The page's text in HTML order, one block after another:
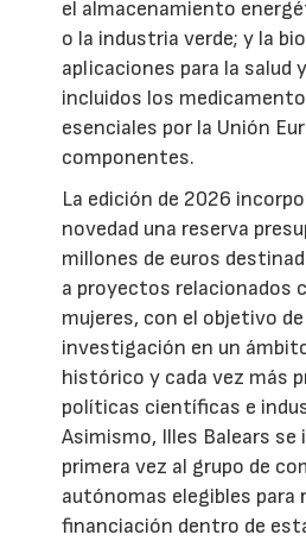
el almacenamiento
o la industria verde; y la
aplicaciones para la salud
incluidos los
esenciales por la Unión
componentes.
La edición de 2026
novedad una reserva
millones de euros
a proyectos relacionados
mujeres, con el objetivo
investigación en un
histórico y cada vez más
políticas científicas e
Asimismo, Illes Balears se
primera vez al grupo de
autónomas elegibles para
financiación dentro de